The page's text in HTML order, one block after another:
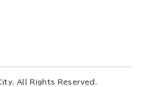
All Rights Reserved.